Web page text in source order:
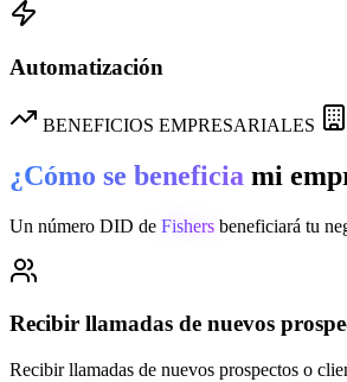
Automatización
BENEFICIOS EMPRESARIALES
¿Cómo se beneficia mi
Un número DID de Fishers beneficiará tu
Recibir llamadas de nuevos
Recibir llamadas de nuevos prospectos o